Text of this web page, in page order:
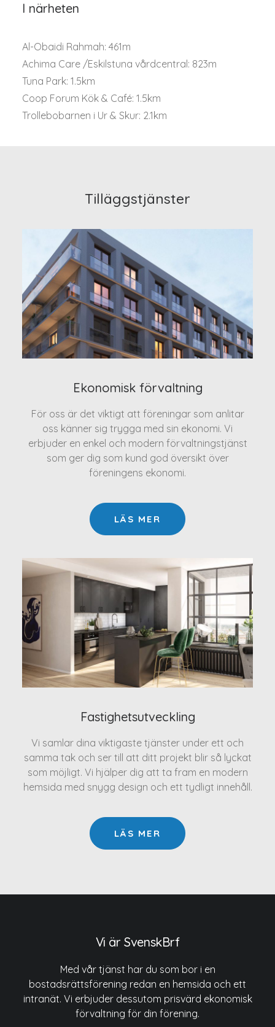
I närheten
Al-Obaidi Rahmah: 461m
Achima Care /Eskilstuna vårdcentral: 823m
Tuna Park: 1.5km
Coop Forum Kök & Café: 1.5km
Trollebobarnen i Ur & Skur: 2.1km
Tilläggstjänster
Ekonomisk förvaltning
För oss är det viktigt att föreningar som anlitar
oss känner sig trygga med sin ekonomi. Vi
erbjuder en enkel och modern förvaltningstjänst
som ger dig som kund god översikt över
föreningens ekonomi.
LÄS MER
Fastighetsutveckling
Vi samlar dina viktigaste tjänster under ett och
samma tak och ser till att ditt projekt blir så lyckat
som möjligt. Vi hjälper dig att ta fram en modern
hemsida med snygg design och ett tydligt innehåll.
LÄS MER
Vi är SvenskBrf
Med vår tjänst har du som bor i en
bostadsrättsförening redan en hemsida och ett
intranät. Vi erbjuder dessutom prisvärd ekonomisk
förvaltning för din förening.